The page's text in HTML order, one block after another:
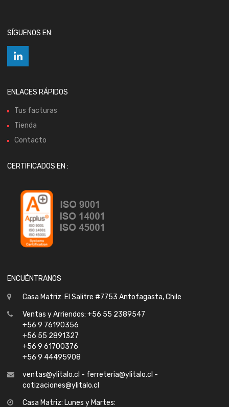
SÍGUENOS EN:
ENLACES RÁPIDOS
Tus facturas
Tienda
Contacto
CERTIFICADOS EN :
ENCUÉNTRANOS
Casa Matriz: El Salitre #7753 Antofagasta, Chile
Ventas y Arriendos: +56 55 2389547
+56 9 76190356
+56 55 2891327
+56 9 61700376
+56 9 44495908
ventas@ylitalo.cl - ferreteria@ylitalo.cl -
cotizaciones@ylitalo.cl
Casa Matriz: Lunes y Martes: